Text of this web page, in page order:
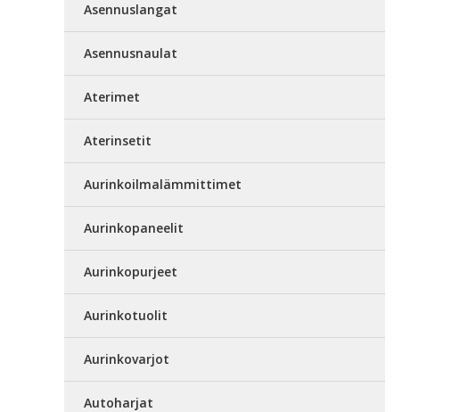
Asennuslangat
Asennusnaulat
Aterimet
Aterinsetit
Aurinkoilmalämmittimet
Aurinkopaneelit
Aurinkopurjeet
Aurinkotuolit
Aurinkovarjot
Autoharjat